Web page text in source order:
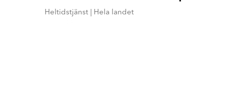
Heltidstjänst | Hela landet